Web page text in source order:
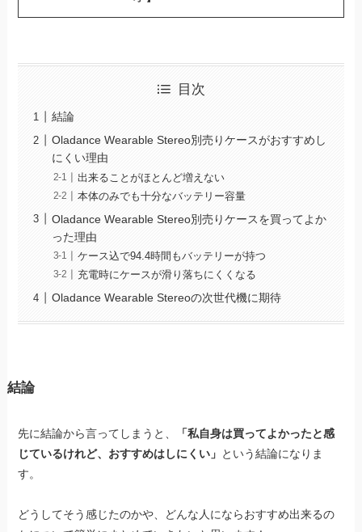
目次
結論
Oladance Wearable Stereo別売りケースがおすすめし
にくい理由
出来ることがほとんど増えない
本体のみでも十分なバッテリー容量
Oladance Wearable Stereo別売りケースを買ってよか
った理由
ケース込で94.4時間もバッテリーが持つ
充電時にケースが滑り落ちにくくなる
Oladance Wearable Stereoの次世代機に期待
結論
先に結論から言ってしまうと、
「私自身は買ってよかったと感
じているけれど、おすすめはしにくい」 という結論になりま
す。
どうしてそう感じたのかや、どんな人にならおすすめ出来るの